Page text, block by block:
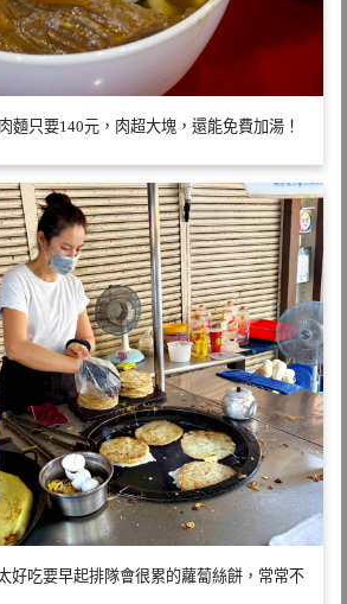
麵只要140元，肉超大塊，還能免費加湯！
好吃要早起排隊會很累的蘿蔔絲餅，常常不